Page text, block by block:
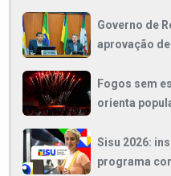
Governo de
aprovação
Fogos sem
orienta
Sisu 2026:
programa